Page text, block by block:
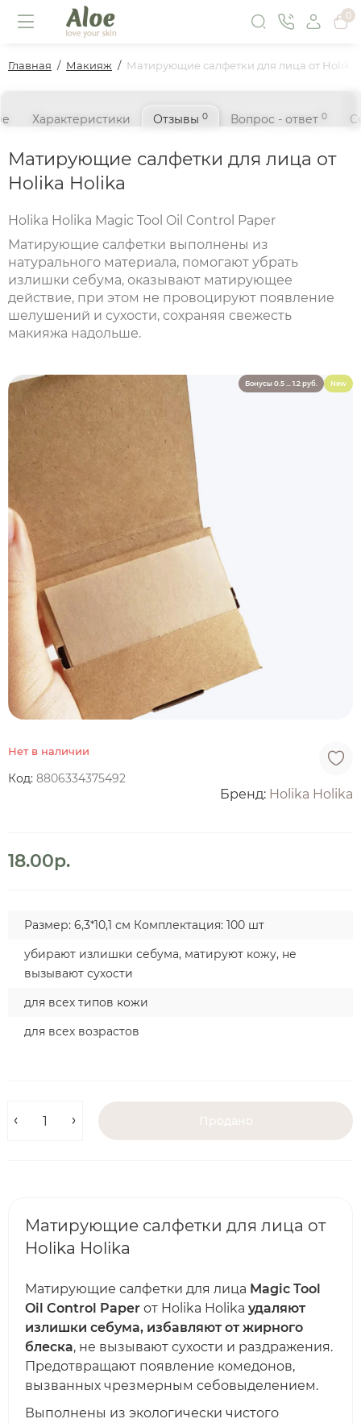
0
Главная Макияж Матирующие салфетки для лица от Holika
Характеристики Отзывы 0 Вопрос - ответ 0
Матирующие салфетки для лица от
Holika Holika
Holika Holika Magic Tool Oil Control Paper
Матирующие салфетки выполнены из
натурального материала, помогают убрать
излишки себума, оказывают матирующее
действие, при этом не провоцируют появление
шелушений и сухости, сохраняя свежесть
макияжа надольше.
Бонусы 0.5 ... 1.2 руб. New
Нет в наличии
Код: 8806334375492
Бренд: Holika Holika
18.00р.
Размер: 6,3*10,1 см Комплектация: 100 шт
убирают излишки себума, матируют кожу, не
вызывают сухости
для всех типов кожи
для всех возрастов
Продано
Матирующие салфетки для лица от
Holika Holika
Матирующие салфетки для лица Magic Tool
Oil Control Paper от Holika Holika удаляют
излишки себума, избавляют от жирного
блеска, не вызывают сухости и раздражения.
Предотвращают появление комедонов,
вызванных чрезмерным себовыделением.
Выполнены из экологически чистого